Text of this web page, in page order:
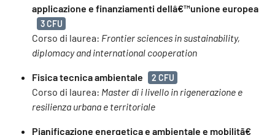
applicazione e finanziamenti dellâ€™unione europea
3 CFU
Corso di laurea: Frontier sciences in sustainability,
diplomacy and international cooperation
Fisica tecnica ambientale 2 CFU
Corso di laurea: Master di i livello in rigenerazione e
resilienza urbana e territoriale
Pianificazione energetica e ambientale e mobilitã€